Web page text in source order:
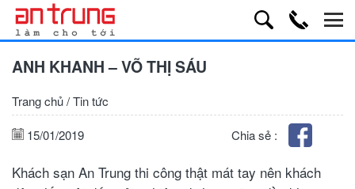
ANH KHANH – VÕ THỊ SÁU
Trang chủ/Tin tức
Chia sẻ :
15/01/2019
Khách sạn An Trung thi công thật mát tay nên khách